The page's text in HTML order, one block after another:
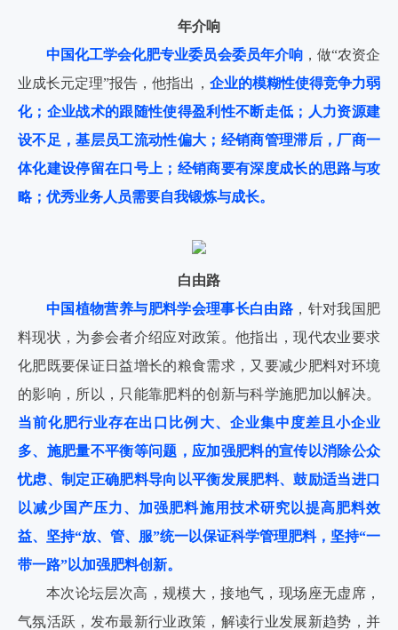
年介响
中国化工学会化肥专业委员会委员年介响，做“农资企
业成长元定理”报告，他指出， 企业的模糊性使得竞争力弱
化；企业战术的跟随性使得盈利性不断走低；人力资源建
设不足，基层员工流动性偏大；经销商管理滞后，厂商一
体化建设停留在口号上；经销商要有深度成长的思路与攻
略；优秀业务人员需要自我锻炼与成长。
白由路
中国植物营养与肥料学会理事长白由路 ，针对我国肥
料现状，为参会者介绍应对政策。他指出，现代农业要求
化肥既要保证日益增长的粮食需求，又要减少肥料对环境
的影响，所以，只能靠肥料的创新与科学施肥加以解决。
当前化肥行业存在出口比例大、企业集中度差且小企业
多、施肥量不平衡等问题，应加强肥料的宣传以消除公众
忧虑、制定正确肥料导向以平衡发展肥料、鼓励适当进口
以减少国产压力、加强肥料施用技术研究以提高肥料效
益、坚持“放、管、服”统一以保证科学管理肥料，坚持“一
带一路”以加强肥料创新。
本次论坛层次高，规模大，接地气，现场座无虚席，
气氛活跃，发布最新行业政策，解读行业发展新趋势，并